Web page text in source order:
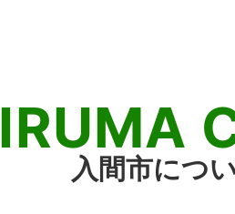
IRUMA
入間市につ